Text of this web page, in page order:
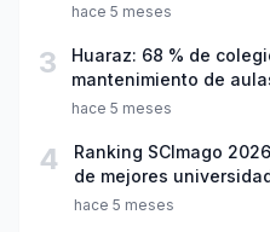
hace 5 meses
3
Huaraz: 68 % de
mantenimiento de
año escolar 2026
hace 5 meses
4
Ranking SCImago
de mejores
hace 5 meses